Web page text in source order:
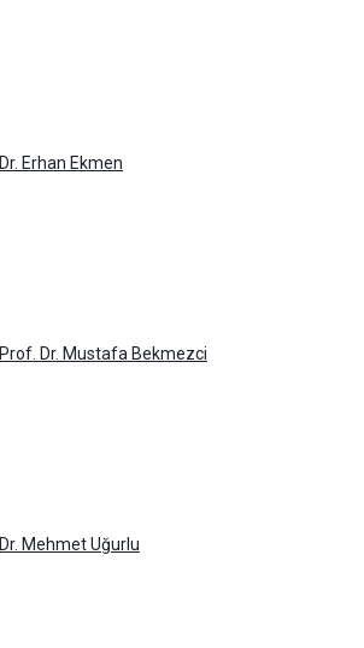
Dr. Erhan Ekmen
Prof. Dr. Mustafa Bekmezci
Dr. Mehmet Uğurlu